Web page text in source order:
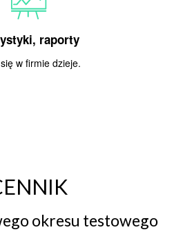
raporty
w firmie dzieje.
okresu testowego